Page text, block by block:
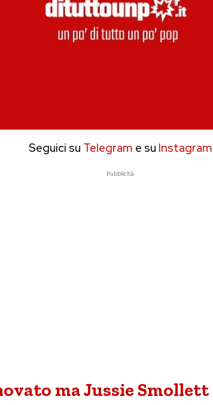
Seguici su Telegram e su Instagram
Pubblicità
ma Jussie Smollett